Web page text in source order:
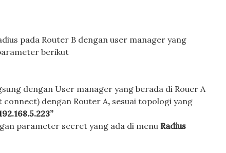
pada Router B dengan user manager yang
berikut
dengan User manager yang berada di Rouer A
dengan Router A, sesuai topologi yang
parameter secret yang ada di menuRadius